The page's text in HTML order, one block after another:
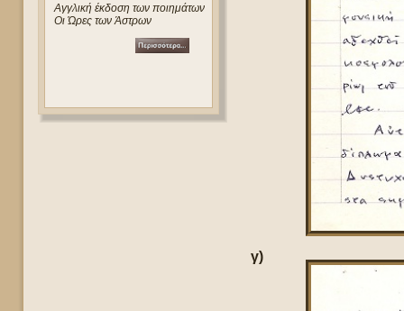
Αγγλική έκδοση των ποιημάτων
Οι Ώρες των Άστρων
γ)